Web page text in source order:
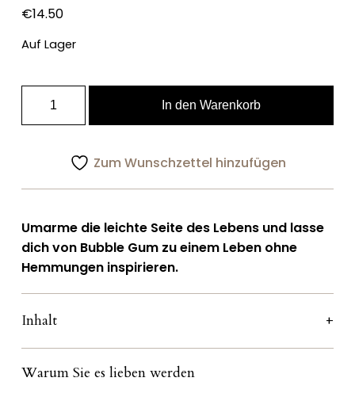
€14.50
Auf Lager
Bubblegum
Menge
In den Warenkorb
Umarme die leichte Seite des Lebens und lasse
dich von Bubble Gum zu einem Leben ohne
Hemmungen inspirieren.
Zum Wunschzettel hinzufügen
Warum Sie es lieben werden
Inhalt